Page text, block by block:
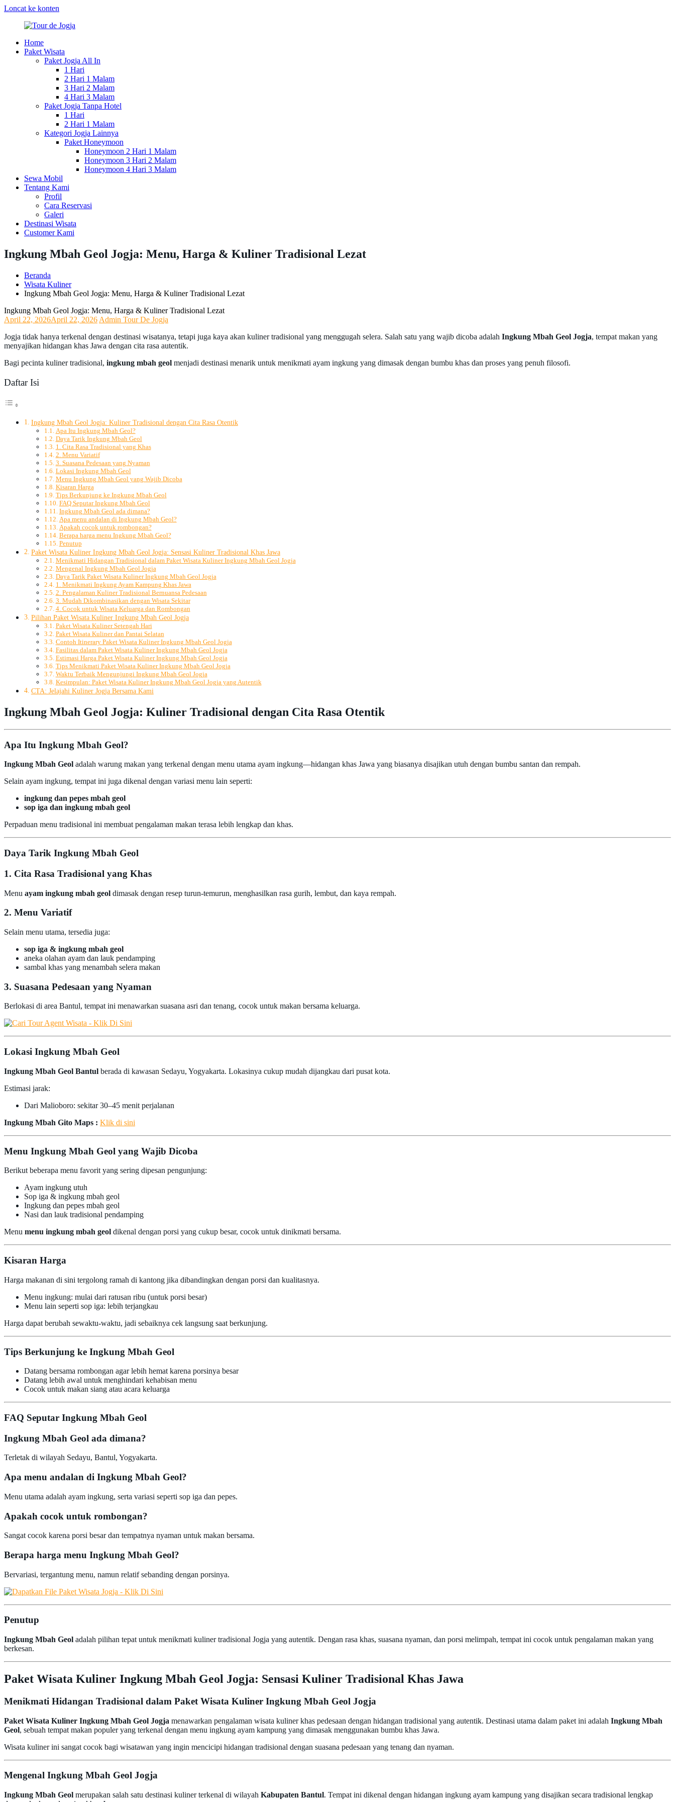
Loncat ke konten
Tour
Paket
Home
Paket Wisata
Paket Jogja All In
1 Hari
2 Hari 1 Malam
3 Hari 2 Malam
4 Hari 3 Malam
Paket Jogja Tanpa Hotel
1 Hari
2 Hari 1 Malam
Kategori Jogja Lainnya
Paket Honeymoon
Honeymoon 2 Hari 1 Malam
Honeymoon 3 Hari 2 Malam
Honeymoon 4 Hari 3 Malam
Sewa Mobil
Tentang Kami
Profil
Cara Reservasi
Galeri
Destinasi Wisata
Customer Kami
Ingkung Mbah Geol Jogja: Menu, Harga & Kuliner Tradisional Lezat
Beranda
Wisata Kuliner
Ingkung Mbah Geol Jogja: Menu, Harga & Kuliner Tradisional Lezat
Ingkung Mbah Geol Jogja: Menu, Harga & Kuliner Tradisional Lezat
April 22, 2026April 22, 2026 Admin Tour De Jogja
Jogja tidak hanya terkenal dengan destinasi wisatanya, tetapi juga kaya akan kuliner tradisional yang menggugah selera. Salah satu yang wajib dicoba adalah Ingkung Mbah Geol Jogja, tempat makan yang
menyajikan hidangan khas Jawa dengan cita rasa autentik.
Bagi pecinta kuliner tradisional, ingkung mbah geol menjadi destinasi menarik untuk menikmati ayam ingkung yang dimasak dengan bumbu khas dan proses yang penuh filosofi.
Daftar Isi
Ingkung Mbah Geol Jogja: Kuliner Tradisional dengan Cita Rasa Otentik
Apa Itu Ingkung Mbah Geol?
Daya Tarik Ingkung Mbah Geol
1. Cita Rasa Tradisional yang Khas
2. Menu Variatif
3. Suasana Pedesaan yang Nyaman
Lokasi Ingkung Mbah Geol
Menu Ingkung Mbah Geol yang Wajib Dicoba
Kisaran Harga
Tips Berkunjung ke Ingkung Mbah Geol
FAQ Seputar Ingkung Mbah Geol
Ingkung Mbah Geol ada dimana?
Apa menu andalan di Ingkung Mbah Geol?
Apakah cocok untuk rombongan?
Berapa harga menu Ingkung Mbah Geol?
Penutup
Paket Wisata Kuliner Ingkung Mbah Geol Jogja: Sensasi Kuliner Tradisional Khas Jawa
Menikmati Hidangan Tradisional dalam Paket Wisata Kuliner Ingkung Mbah Geol Jogja
Mengenal Ingkung Mbah Geol Jogja
Daya Tarik Paket Wisata Kuliner Ingkung Mbah Geol Jogja
1. Menikmati Ingkung Ayam Kampung Khas Jawa
2. Pengalaman Kuliner Tradisional Bernuansa Pedesaan
3. Mudah Dikombinasikan dengan Wisata Sekitar
4. Cocok untuk Wisata Keluarga dan Rombongan
Pilihan Paket Wisata Kuliner Ingkung Mbah Geol Jogja
Paket Wisata Kuliner Setengah Hari
Paket Wisata Kuliner dan Pantai Selatan
Contoh Itinerary Paket Wisata Kuliner Ingkung Mbah Geol Jogja
Fasilitas dalam Paket Wisata Kuliner Ingkung Mbah Geol Jogja
Estimasi Harga Paket Wisata Kuliner Ingkung Mbah Geol Jogja
Tips Menikmati Paket Wisata Kuliner Ingkung Mbah Geol Jogja
Waktu Terbaik Mengunjungi Ingkung Mbah Geol Jogja
Kesimpulan: Paket Wisata Kuliner Ingkung Mbah Geol Jogja yang Autentik
CTA: Jelajahi Kuliner Jogja Bersama Kami
Ingkung Mbah Geol Jogja: Kuliner Tradisional dengan Cita Rasa Otentik
Apa Itu Ingkung Mbah Geol?
Ingkung Mbah Geol adalah warung makan yang terkenal dengan menu utama ayam ingkung—hidangan khas Jawa yang biasanya disajikan utuh dengan bumbu santan dan rempah.
Selain ayam ingkung, tempat ini juga dikenal dengan variasi menu lain seperti:
ingkung dan pepes mbah geol
sop iga dan ingkung mbah geol
Perpaduan menu tradisional ini membuat pengalaman makan terasa lebih lengkap dan khas.
Daya Tarik Ingkung Mbah Geol
1. Cita Rasa Tradisional yang Khas
Menu ayam ingkung mbah geol dimasak dengan resep turun-temurun, menghasilkan rasa gurih, lembut, dan kaya rempah.
2. Menu Variatif
Selain menu utama, tersedia juga:
sop iga & ingkung mbah geol
aneka olahan ayam dan lauk pendamping
sambal khas yang menambah selera makan
3. Suasana Pedesaan yang Nyaman
Berlokasi di area Bantul, tempat ini menawarkan suasana asri dan tenang, cocok untuk makan bersama keluarga.
Lokasi Ingkung Mbah Geol
Ingkung Mbah Geol Bantul berada di kawasan Sedayu, Yogyakarta. Lokasinya cukup mudah dijangkau dari pusat kota.
Estimasi jarak:
Dari Malioboro: sekitar 30–45 menit perjalanan
Ingkung Mbah Gito Maps : Klik di sini
Menu Ingkung Mbah Geol yang Wajib Dicoba
Berikut beberapa menu favorit yang sering dipesan pengunjung:
Ayam ingkung utuh
Sop iga & ingkung mbah geol
Ingkung dan pepes mbah geol
Nasi dan lauk tradisional pendamping
Menu menu ingkung mbah geol dikenal dengan porsi yang cukup besar, cocok untuk dinikmati bersama.
Kisaran Harga
Harga makanan di sini tergolong ramah di kantong jika dibandingkan dengan porsi dan kualitasnya.
Menu ingkung: mulai dari ratusan ribu (untuk porsi besar)
Menu lain seperti sop iga: lebih terjangkau
Harga dapat berubah sewaktu-waktu, jadi sebaiknya cek langsung saat berkunjung.
Tips Berkunjung ke Ingkung Mbah Geol
Datang bersama rombongan agar lebih hemat karena porsinya besar
Datang lebih awal untuk menghindari kehabisan menu
Cocok untuk makan siang atau acara keluarga
FAQ Seputar Ingkung Mbah Geol
Ingkung Mbah Geol ada dimana?
Terletak di wilayah Sedayu, Bantul, Yogyakarta.
Apa menu andalan di Ingkung Mbah Geol?
Menu utama adalah ayam ingkung, serta variasi seperti sop iga dan pepes.
Apakah cocok untuk rombongan?
Sangat cocok karena porsi besar dan tempatnya nyaman untuk makan bersama.
Berapa harga menu Ingkung Mbah Geol?
Bervariasi, tergantung menu, namun relatif sebanding dengan porsinya.
Penutup
Ingkung Mbah Geol adalah pilihan tepat untuk menikmati kuliner tradisional Jogja yang autentik. Dengan rasa khas, suasana nyaman, dan porsi melimpah, tempat ini cocok untuk pengalaman makan yang
berkesan.
Paket Wisata Kuliner Ingkung Mbah Geol Jogja: Sensasi Kuliner Tradisional Khas Jawa
Menikmati Hidangan Tradisional dalam Paket Wisata Kuliner Ingkung Mbah Geol Jogja
Paket Wisata Kuliner Ingkung Mbah Geol Jogja menawarkan pengalaman wisata kuliner khas pedesaan dengan hidangan tradisional yang autentik. Destinasi utama dalam paket ini adalah Ingkung Mbah
Geol, sebuah tempat makan populer yang terkenal dengan menu ingkung ayam kampung yang dimasak menggunakan bumbu khas Jawa.
Wisata kuliner ini sangat cocok bagi wisatawan yang ingin mencicipi hidangan tradisional dengan suasana pedesaan yang tenang dan nyaman.
Mengenal Ingkung Mbah Geol Jogja
Ingkung Mbah Geol merupakan salah satu destinasi kuliner terkenal di wilayah Kabupaten Bantul. Tempat ini dikenal dengan hidangan ingkung ayam kampung yang disajikan secara tradisional lengkap